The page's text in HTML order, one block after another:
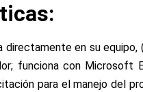
directamente en su
funciona con Microsoft
para el manejo del